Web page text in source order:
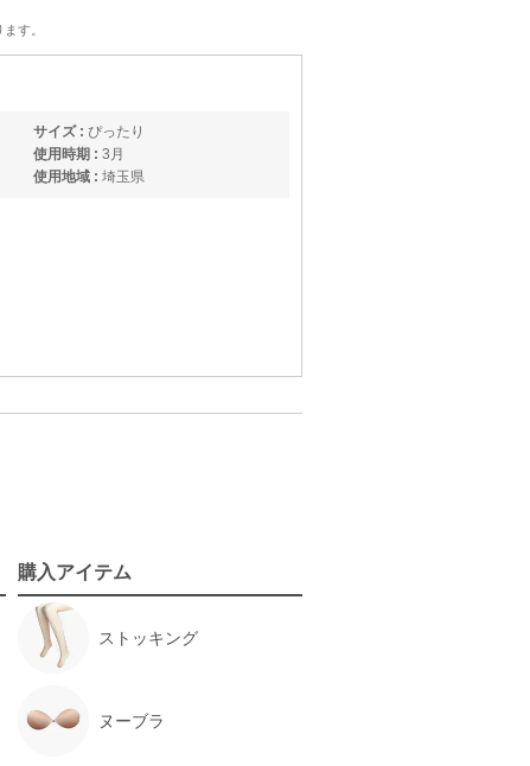
す。
サイズ : ぴったり
使用時期 : 3月
使用地域 : 埼玉県
使用シーン :
入園・入学式
使用時期 :4月
使用地域 :
心配でしたが、ぴったりでした。
購入アイテム
ストッキング
ヌーブラ